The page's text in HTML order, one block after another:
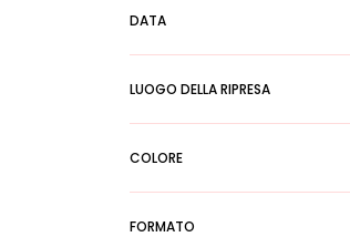
DATA
LUOGO DELLA RIPRESA
COLORE
FORMATO